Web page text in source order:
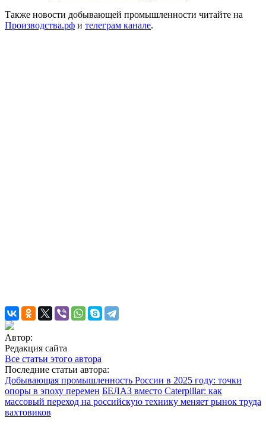
Также новости добывающей промышленности читайте на
Производства.рф и телеграм канале.
Автор:
Редакция сайта
Все статьи этого автора
Последние статьи автора:
Добывающая промышленность России в 2025 году: точки
опоры в эпоху перемен БЕЛАЗ вместо Caterpillar: как
массовый переход на российскую технику меняет рынок труда
вахтовиков